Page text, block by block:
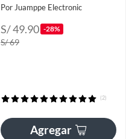
Por Juamppe Electronic
S/ 49.90 -28%
S/ 69
(2)
Agregar